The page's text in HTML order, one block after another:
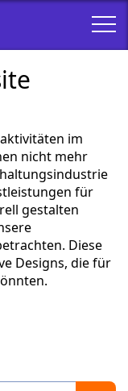
im
nicht mehr
für
gestalten
Diese
Designs, die für